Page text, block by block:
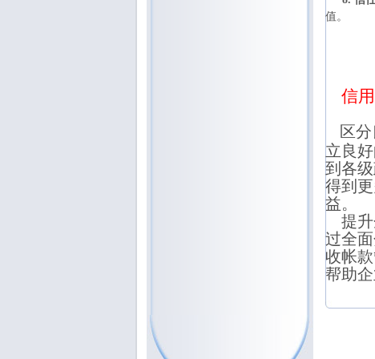
值。
信用
区
立良
到各
得到
益。
提升
过全
收帐
帮助